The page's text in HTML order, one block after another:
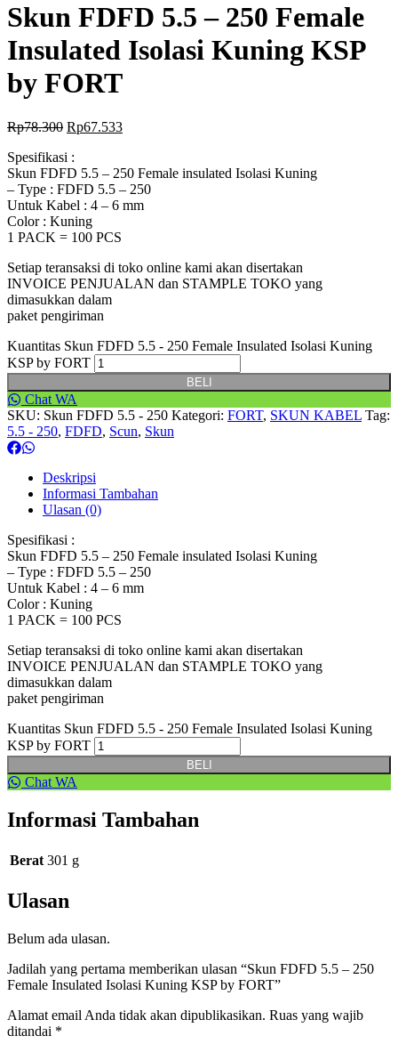
Skun FDFD 5.5 – 250 Female
Insulated Isolasi Kuning KSP
by FORT
Rp78.300 Rp67.533
Spesifikasi :
Skun FDFD 5.5 – 250 Female insulated Isolasi Kuning
– Type : FDFD 5.5 – 250
Untuk Kabel : 4 – 6 mm
Color : Kuning
1 PACK = 100 PCS
Setiap teransaksi di toko online kami akan disertakan
INVOICE PENJUALAN dan STAMPLE TOKO yang
dimasukkan dalam
paket pengiriman
Kuantitas Skun FDFD 5.5 - 250 Female Insulated Isolasi Kuning
KSP by FORT
BELI
Chat WA
SKU: Skun FDFD 5.5 - 250 Kategori: FORT, SKUN KABEL Tag:
5.5 - 250, FDFD, Scun, Skun
Deskripsi
Informasi Tambahan
Ulasan (0)
Spesifikasi :
Skun FDFD 5.5 – 250 Female insulated Isolasi Kuning
– Type : FDFD 5.5 – 250
Untuk Kabel : 4 – 6 mm
Color : Kuning
1 PACK = 100 PCS
Setiap teransaksi di toko online kami akan disertakan
INVOICE PENJUALAN dan STAMPLE TOKO yang
dimasukkan dalam
paket pengiriman
Kuantitas Skun FDFD 5.5 - 250 Female Insulated Isolasi Kuning
KSP by FORT
BELI
Chat WA
Informasi Tambahan
Berat 301 g
Ulasan
Belum ada ulasan.
Jadilah yang pertama memberikan ulasan “Skun FDFD 5.5 – 250
Female Insulated Isolasi Kuning KSP by FORT”
Alamat email Anda tidak akan dipublikasikan. Ruas yang wajib
ditandai *